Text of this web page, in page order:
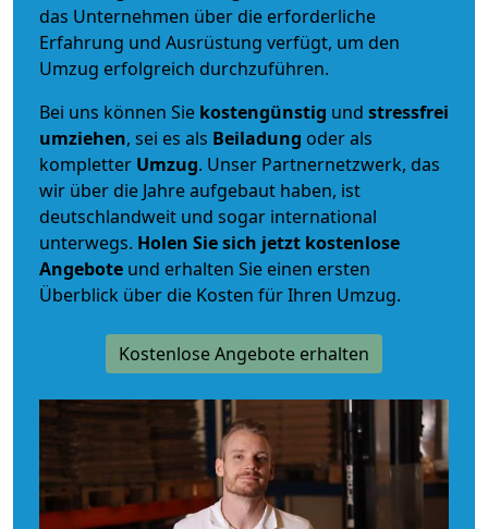
das Unternehmen über die erforderliche
Erfahrung und Ausrüstung verfügt, um den
Umzug erfolgreich durchzuführen.
Bei uns können Sie kostengünstig und stressfrei
umziehen, sei es als Beiladung oder als
kompletter Umzug. Unser Partnernetzwerk, das
wir über die Jahre aufgebaut haben, ist
deutschlandweit und sogar international
unterwegs. Holen Sie sich jetzt kostenlose
Angebote und erhalten Sie einen ersten
Überblick über die Kosten für Ihren Umzug.
Kostenlose Angebote erhalten